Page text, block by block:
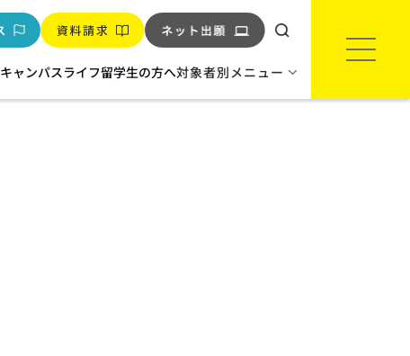
キャンパスライフ留学生の方へ対象者別メニュー